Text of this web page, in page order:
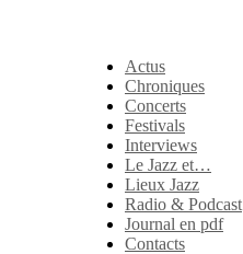
Actus
Chroniques
Concerts
Festivals
Interviews
Le Jazz et…
Lieux Jazz
Radio & Podcast
Journal en pdf
Contacts